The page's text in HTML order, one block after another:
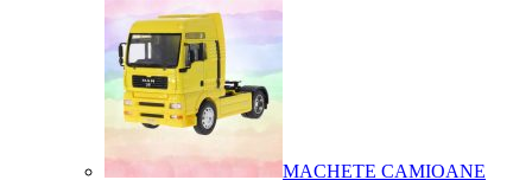
MACHETE CAMIOANE